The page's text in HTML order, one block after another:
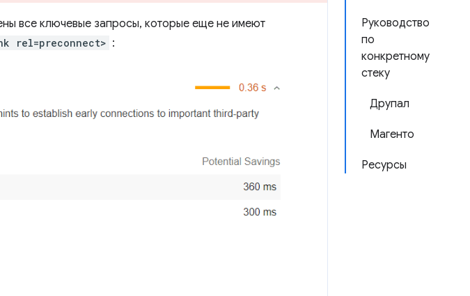
Руководство
по
конкретному
стеку
Друпал
Магенто
Ресурсы
все ключевые запросы, которые еще не имеют
rel=preconnect> :